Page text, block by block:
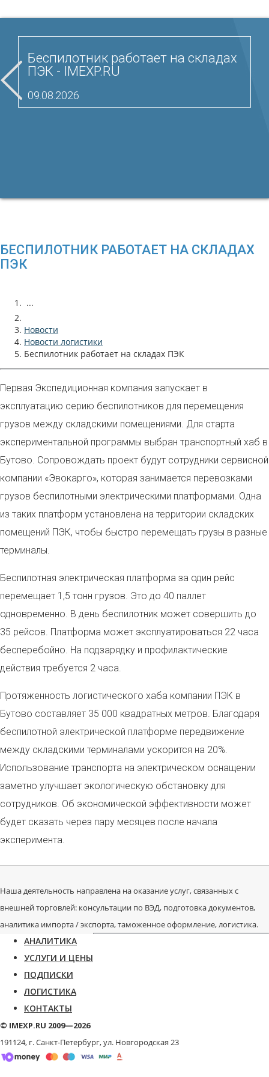
Беспилотник работает на складах
ПЭК - IMEXP.RU
09.08.2026
БЕСПИЛОТНИК РАБОТАЕТ НА СКЛАДАХ
ПЭК
...
Новости
Новости логистики
Беспилотник работает на складах ПЭК
Первая Экспедиционная компания запускает в
эксплуатацию серию беспилотников для перемещения
грузов между складскими помещениями. Для старта
экспериментальной программы выбран транспортный хаб в
Бутово. Сопровождать проект будут сотрудники сервисной
компании «Эвокарго», которая занимается перевозками
грузов беспилотными электрическими платформами. Одна
из таких платформ установлена на территории складских
помещений ПЭК, чтобы быстро перемещать грузы в разные
терминалы.
Беспилотная электрическая платформа за один рейс
перемещает 1,5 тонн грузов. Это до 40 паллет
одновременно. В день беспилотник может совершить до
35 рейсов. Платформа может эксплуатироваться 22 часа
бесперебойно. На подзарядку и профилактические
действия требуется 2 часа.
Протяженность логистического хаба компании ПЭК в
Бутово составляет 35 000 квадратных метров. Благодаря
беспилотной электрической платформе передвижение
между складскими терминалами ускорится на 20%.
Использование транспорта на электрическом оснащении
заметно улучшает экологическую обстановку для
сотрудников. Об экономической эффективности может
будет сказать через пару месяцев после начала
эксперимента.
Наша деятельность направлена на оказание услуг, связанных с
внешней торговлей: консультации по ВЭД, подготовка документов,
аналитика импорта / экспорта, таможенное оформление, логистика.
АНАЛИТИКА
УСЛУГИ И ЦЕНЫ
ПОДПИСКИ
ЛОГИСТИКА
КОНТАКТЫ
© IMEXP.RU 2009—2026
191124, г. Санкт-Петербург,ул. Новгородская 23